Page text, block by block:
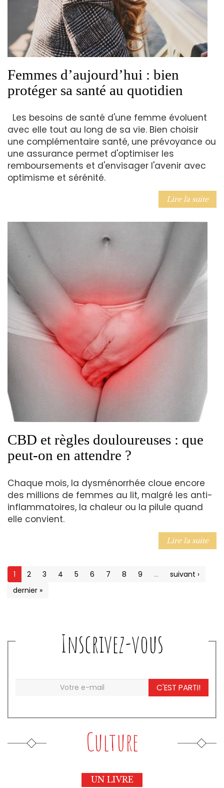
Femmes d’aujourd’hui : bien
protéger sa santé au quotidien
Les besoins de santé d'une femme évoluent
avec elle tout au long de sa vie. Bien choisir
une complémentaire santé, une prévoyance ou
une assurance permet d'optimiser les
remboursements et d'envisager l'avenir avec
optimisme et sérénité.
Lire la suite
CBD et règles douloureuses : que
peut-on en attendre ?
Chaque mois, la dysménorrhée cloue encore
des millions de femmes au lit, malgré les anti-
inflammatoires, la chaleur ou la pilule quand
elle convient.
Lire la suite
1 2 3 4 5 6 7 8 9 …
suivant ›
dernier »
Inscrivez-vous
C'EST PARTI!
Culture
UN LIVRE